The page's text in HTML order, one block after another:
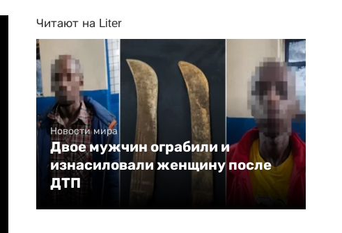
Читают на Liter
Новости мира
Двое мужчин ограбили и
изнасиловали женщину после
ДТП